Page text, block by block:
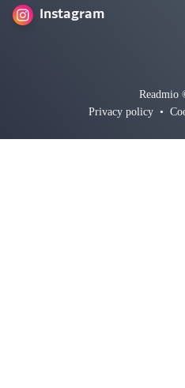
Instagram
Readmio
Privacy policy •